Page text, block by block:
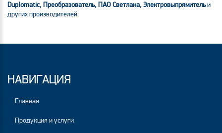
Duplomatic, Преобразователь, ПАО Светлана, Электровыпрямительи
других производителей.
НАВИГАЦИЯ
Главная
Продукция и услуги